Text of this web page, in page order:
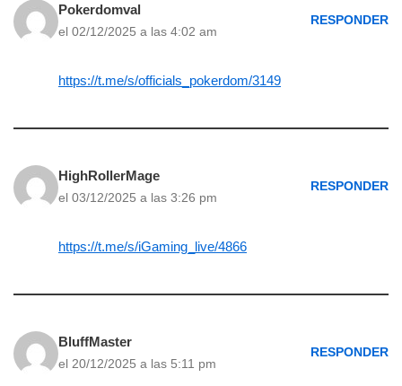
Pokerdomval
el 02/12/2025 a las 4:02 am
RESPONDER
https://t.me/s/officials_pokerdom/3149
HighRollerMage
el 03/12/2025 a las 3:26 pm
RESPONDER
https://t.me/s/iGaming_live/4866
BluffMaster
el 20/12/2025 a las 5:11 pm
RESPONDER